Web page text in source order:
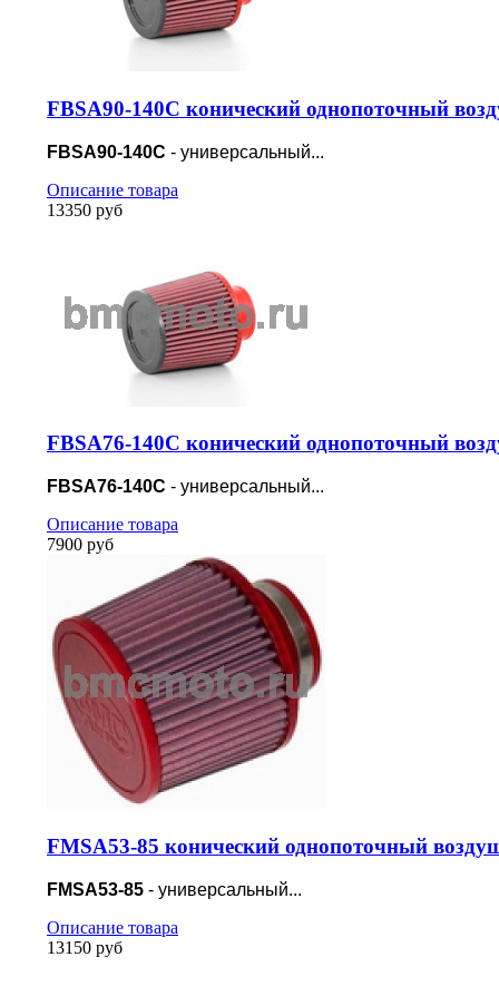
FBSA90-140C конический однопоточный
FBSA90-140C - универсальный...
Описание товара
13350 руб
FBSA76-140C конический однопоточный
FBSA76-140C - универсальный...
Описание товара
7900 руб
FMSA53-85 конический однопоточный
FMSA53-85 - универсальный...
Описание товара
13150 руб